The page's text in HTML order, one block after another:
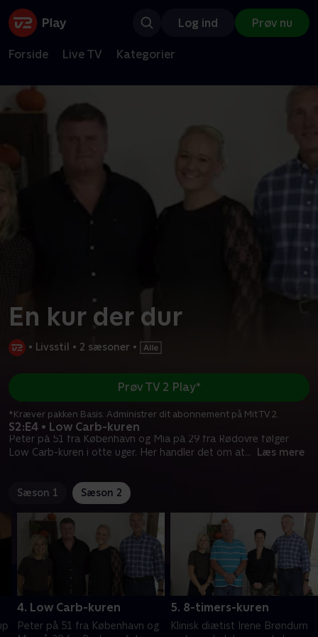
Log ind Prøv nu
Forside Live TV Kategorier
En kur der dur
• Livsstil • 2 sæsoner •
S2:E4 • Low Carb-kuren
Peter på 51 fra København og Mia på 29 fra Rødovre følger
Low Carb-kuren i otte uger. Her handler det om at... Læs mere
Prøv TV 2 Play*
*Kræver pakken Basis. Administrer dit abonnement på Mit TV 2.
Sæson 1 Sæson 2
4. Low Carb-kuren
Peter på 51 fra København og
5. 8-timers-kuren
Klinisk diætist Irene Brøndum